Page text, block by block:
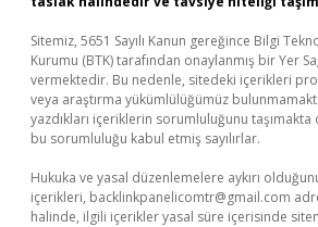
Sitemiz, 5651 Sayılı Kanun gereğince Bilgi
Kurumu (BTK) tarafından onaylanmış bir Yer
vermektedir. Bu nedenle, sitedeki içerikleri
veya araştırma yükümlülüğümüz
yazdıkları içeriklerin sorumluluğunu
bu sorumluluğu kabul etmiş sayılırlar.
Hukuka ve yasal düzenlemelere aykırı
içerikleri, backlinkpanelicomtr@gmail.com
halinde, ilgili içerikler yasal süre içerisinde